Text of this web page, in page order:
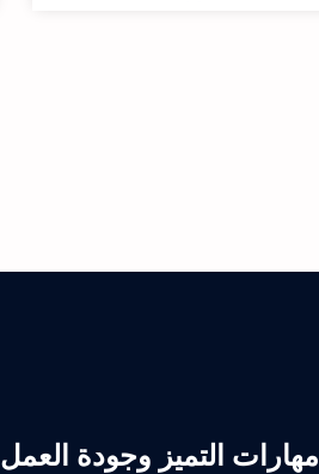
مهارات التميز وجودة العمل